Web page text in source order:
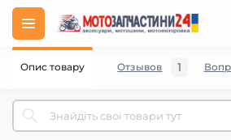
Опис товару Отзывов 1